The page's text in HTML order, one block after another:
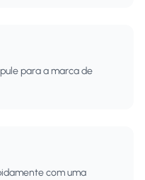
para a marca de
com uma